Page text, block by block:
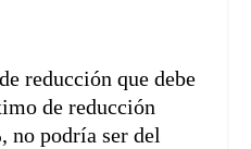
reducción que debe
de reducción
no podría ser del